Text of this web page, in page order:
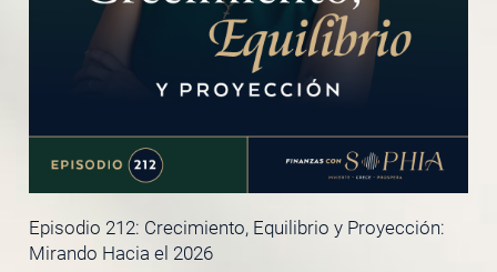
Episodio 212: Crecimiento, Equilibrio y Proyección:
Mirando Hacia el 2026